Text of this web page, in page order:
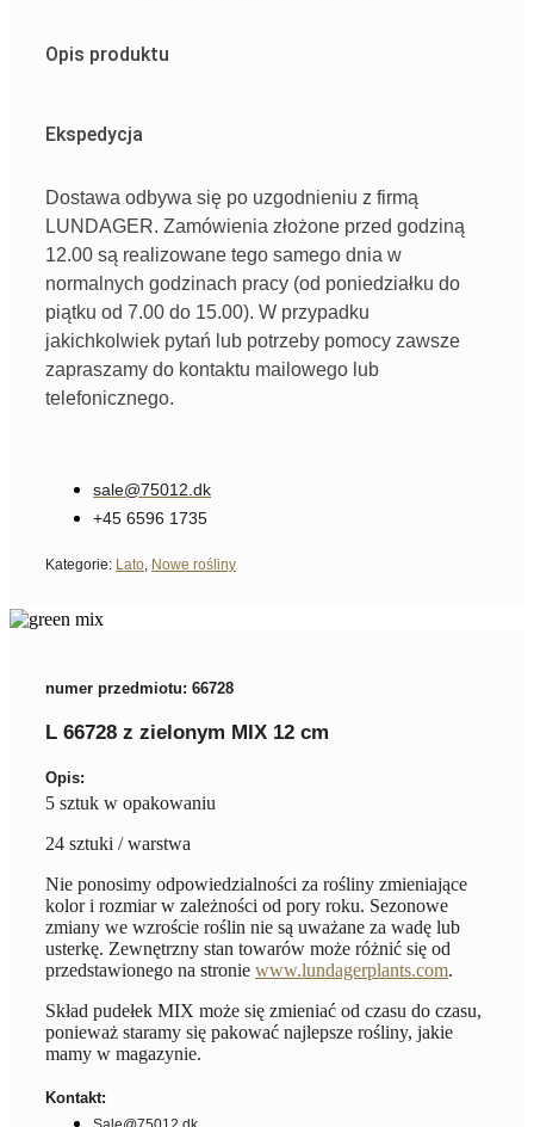
Opis produktu
Ekspedycja
Dostawa odbywa się po uzgodnieniu z firmą
LUNDAGER. Zamówienia złożone przed godziną
12.00 są realizowane tego samego dnia w
normalnych godzinach pracy (od poniedziałku do
piątku od 7.00 do 15.00). W przypadku
jakichkolwiek pytań lub potrzeby pomocy zawsze
zapraszamy do kontaktu mailowego lub
telefonicznego.
sale@75012.dk
+45 6596 1735
Kategorie: Lato Nowe rośliny
numer przedmiotu: 66728
L 66728 z zielonym MIX 12 cm
Opis:
5 sztuk w opakowaniu
24 sztuki / warstwa
Nie ponosimy odpowiedzialności za rośliny zmieniające
kolor i rozmiar w zależności od pory roku. Sezonowe
zmiany we wzroście roślin nie są uważane za wadę lub
usterkę. Zewnętrzny stan towarów może różnić się od
przedstawionego na stronie www.lundagerplants.com.
Skład pudełek MIX może się zmieniać od czasu do czasu,
ponieważ staramy się pakować najlepsze rośliny, jakie
mamy w magazynie.
Kontakt: